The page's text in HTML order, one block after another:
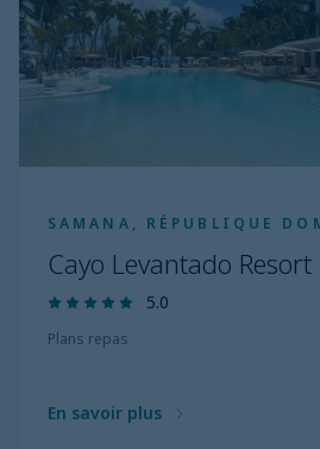
SAMANA, RÉPUBLIQUE
Cayo Levantado Resort
5.0
Plans repas
En savoir plus